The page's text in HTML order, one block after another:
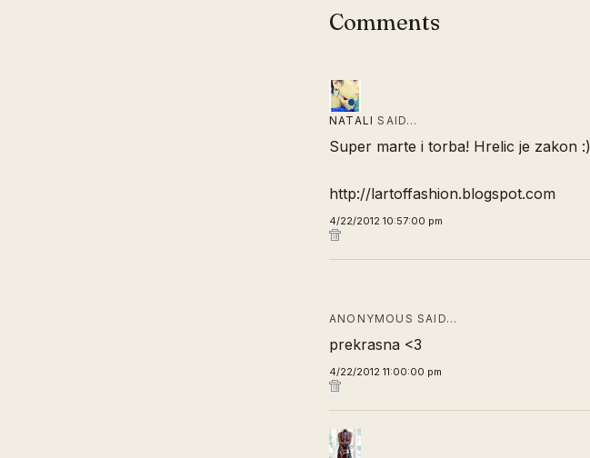
Comments
NATALI SAID…
Super marte i torba! Hrelic je zakon :)
http://lartoffashion.blogspot.com
4/22/2012 10:57:00 pm
ANONYMOUS SAID…
prekrasna <3
4/22/2012 11:00:00 pm